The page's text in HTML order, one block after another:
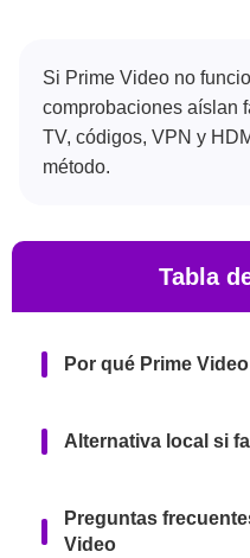
Si Prime Video no
comprobaciones aíslan
TV, códigos, VPN y
método.
Tabla
Por qué Prime
Alternativa local si
Preguntas
Video